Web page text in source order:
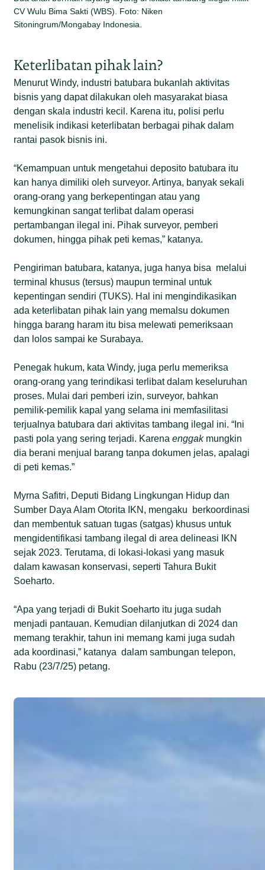
CV Wulu Bima Sakti (WBS). Foto: Niken
Sitoningrum/Mongabay Indonesia.
Keterlibatan pihak lain?
Menurut Windy, industri batubara bukanlah aktivitas
bisnis yang dapat dilakukan oleh masyarakat biasa
dengan skala industri kecil. Karena itu, polisi perlu
menelisik indikasi keterlibatan berbagai pihak dalam
rantai pasok bisnis ini.
“Kemampuan untuk mengetahui deposito batubara itu
kan hanya dimiliki oleh surveyor. Artinya, banyak sekali
orang-orang yang berkepentingan atau yang
kemungkinan sangat terlibat dalam operasi
pertambangan ilegal ini. Pihak surveyor, pemberi
dokumen, hingga pihak peti kemas,” katanya.
Pengiriman batubara, katanya, juga hanya bisa melalui
terminal khusus (tersus) maupun terminal untuk
kepentingan sendiri (TUKS). Hal ini mengindikasikan
ada keterlibatan pihak lain yang memalsu dokumen
hingga barang haram itu bisa melewati pemeriksaan
dan lolos sampai ke Surabaya.
Penegak hukum, kata Windy, juga perlu memeriksa
orang-orang yang terindikasi terlibat dalam keseluruhan
proses. Mulai dari pemberi izin, surveyor, bahkan
pemilik-pemilik kapal yang selama ini memfasilitasi
terjualnya batubara dari aktivitas tambang ilegal ini. “Ini
pasti pola yang sering terjadi. Karenaenggakmungkin
dia berani menjual barang tanpa dokumen jelas, apalagi
di peti kemas.”
Myrna Safitri, Deputi Bidang Lingkungan Hidup dan
Sumber Daya Alam Otorita IKN, mengaku berkoordinasi
dan membentuk satuan tugas (satgas) khusus untuk
mengidentifikasi tambang ilegal di area delineasi IKN
sejak 2023. Terutama, di lokasi-lokasi yang masuk
dalam kawasan konservasi, seperti Tahura Bukit
Soeharto.
“Apa yang terjadi di Bukit Soeharto itu juga sudah
menjadi pantauan. Kemudian dilanjutkan di 2024 dan
memang terakhir, tahun ini memang kami juga sudah
ada koordinasi,” katanya dalam sambungan telepon,
Rabu (23/7/25) petang.